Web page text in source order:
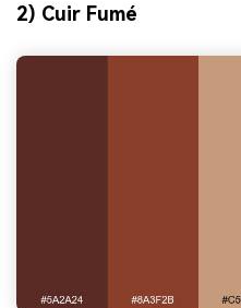
2) Cuir Fumé